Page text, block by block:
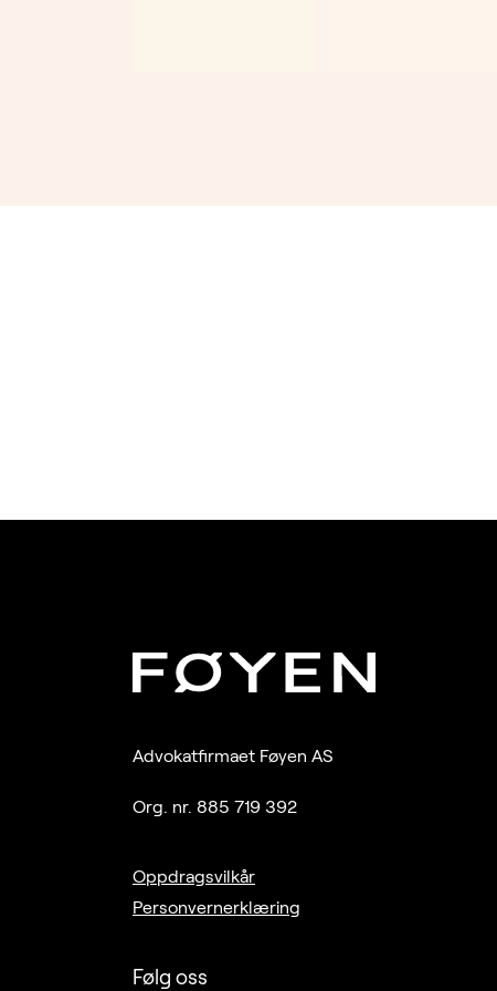
Advokatfirmaet Føyen AS
Org. nr. 885 719 392
Oppdragsvilkår
Personvernerklæring
Følg oss